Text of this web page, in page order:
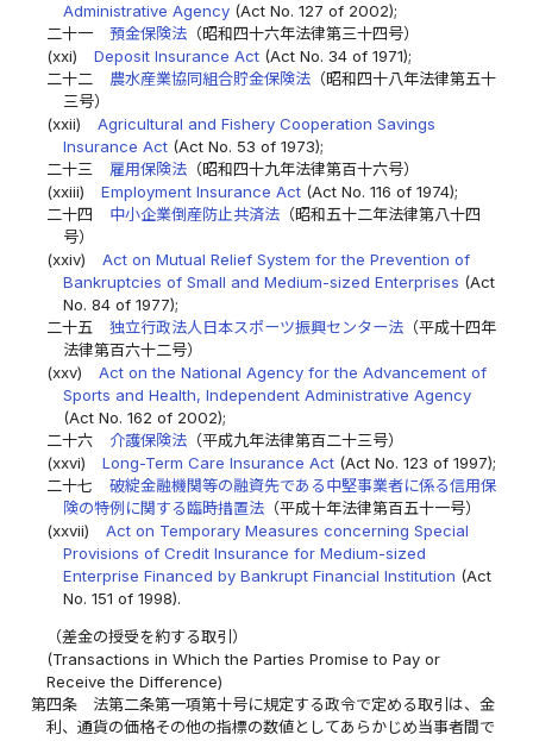
Administrative Agency(Act No. 127 of 2002);
二十一
預金保険法（昭和四十六年法律第三十四号）
(xxi)
Deposit Insurance Act(Act No. 34 of 1971);
二十二
農水産業協同組合貯金保険法（昭和四十八年法律第五十
三号）
(xxii)
Agricultural and Fishery Cooperation Savings
Insurance Act(Act No. 53 of 1973);
二十三
雇用保険法（昭和四十九年法律第百十六号）
(xxiii)
Employment Insurance Act(Act No. 116 of 1974);
二十四
中小企業倒産防止共済法（昭和五十二年法律第八十四
号）
(xxiv)
Act on Mutual Relief System for the Prevention of
Bankruptcies of Small and Medium-sized Enterprises (Act
No. 84 of 1977);
二十五
独立行政法人日本スポーツ振興センター法（平成十四年
法律第百六十二号）
(xxv)
Act on the National Agency for the Advancement of
Sports and Health, Independent Administrative Agency
(Act No. 162 of 2002);
二十六
介護保険法（平成九年法律第百二十三号）
(xxvi)
Long-Term Care Insurance Act(Act No. 123 of 1997);
二十七
破綻金融機関等の融資先である中堅事業者に係る信用保
険の特例に関する臨時措置法（平成十年法律第百五十一号）
(xxvii)
Act on Temporary Measures concerning Special
Provisions of Credit Insurance for Medium-sized
Enterprise Financed by Bankrupt Financial Institution (Act
No. 151 of 1998).
（差金の授受を約する取引）
(Transactions in Which the Parties Promise to Pay or
Receive the Difference)
第四条
法第二条第一項第十号に規定する政令で定める取引は、金
利、通貨の価格その他の指標の数値としてあらかじめ当事者間で